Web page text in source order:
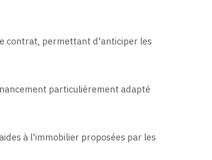
contrat, permettant d'anticiper les
particulièrement adapté
à l'immobilier proposées par les